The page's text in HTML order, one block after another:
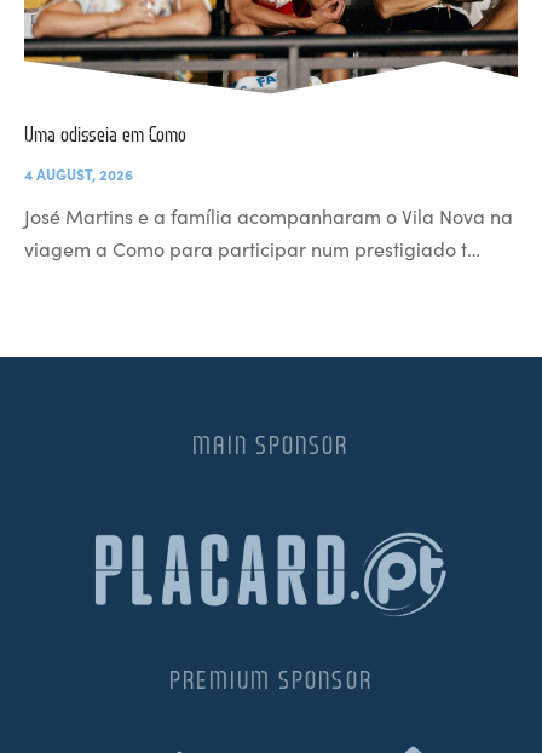
Uma odisseia em Como
4 AUGUST, 2026
José Martins e a família acompanharam o Vila Nova na
viagem a Como para participar num prestigiado t…
MAIN SPONSOR
PREMIUM SPONSOR